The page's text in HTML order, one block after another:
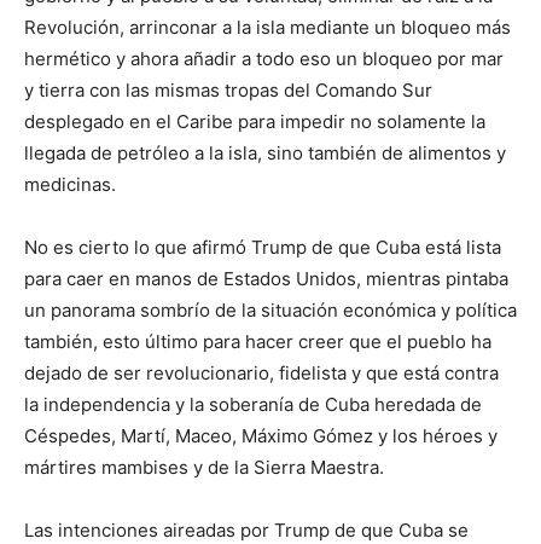
Revolución, arrinconar a la isla mediante un bloqueo más
hermético y ahora añadir a todo eso un bloqueo por mar
y tierra con las mismas tropas del Comando Sur
desplegado en el Caribe para impedir no solamente la
llegada de petróleo a la isla, sino también de alimentos y
medicinas.
No es cierto lo que afirmó Trump de que Cuba está lista
para caer en manos de Estados Unidos, mientras pintaba
un panorama sombrío de la situación económica y política
también, esto último para hacer creer que el pueblo ha
dejado de ser revolucionario, fidelista y que está contra
la independencia y la soberanía de Cuba heredada de
Céspedes, Martí, Maceo, Máximo Gómez y los héroes y
mártires mambises y de la Sierra Maestra.
Las intenciones aireadas por Trump de que Cuba se